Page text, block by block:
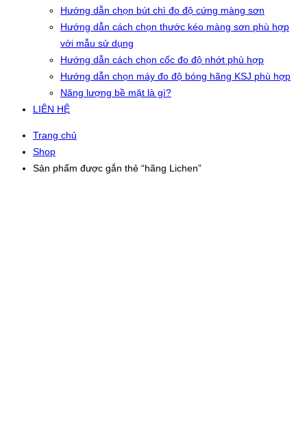
Hướng dẫn chọn bút chì đo độ cứng màng sơn
Hướng dẫn cách chọn thước kéo màng sơn phù hợp
với mẫu sử dụng
Hướng dẫn cách chọn cốc đo độ nhớt phù hợp
Hướng dẫn chọn máy đo độ bóng hãng KSJ phù hợp
Năng lượng bề mặt là gì?
LIÊN HỆ
Trang chủ
Shop
Sản phẩm được gắn thẻ “hãng Lichen”